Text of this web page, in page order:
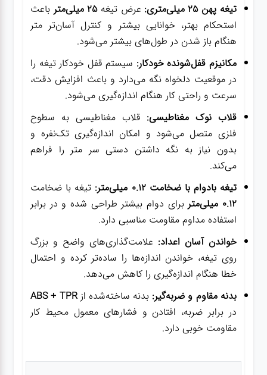
تیغه پهن 25 میلی‌متری:
عرض تیغه25 میلی‌متر
باعث
استحکام بهتر، خوانایی بیشتر و کنترل آسان‌تر متر
هنگام باز شدن در طول‌های بیشتر می‌شود.
مکانیزم قفل‌شونده خودکار: سیستم قفل خودکار تیغه را
در موقعیت دلخواه نگه می‌دارد و باعث افزایش دقت،
سرعت و راحتی کار هنگام اندازه‌گیری می‌شود.
قلاب نوک مغناطیسی: قلاب مغناطیسی به سطوح
فلزی متصل می‌شود و امکان اندازه‌گیری تک‌نفره و
بدون نیاز به نگه داشتن دستی سر متر را فراهم
می‌کند.
تیغه بادوام با ضخامت 0.12 میلی‌متر:
تیغه با ضخامت
0.12 میلی‌متر
برای دوام بیشتر طراحی شده و در برابر
استفاده مداوم مقاومت مناسبی دارد.
خواندن آسان اعداد: علامت‌گذاری‌های واضح و بزرگ
روی تیغه، خواندن اندازه‌ها را ساده‌تر کرده و احتمال
خطا هنگام اندازه‌گیری را کاهش می‌دهد.
بدنه مقاوم و ضربه‌گیر: بدنه ساخته‌شده ازABS + TPR
در برابر ضربه، افتادن و فشارهای معمول محیط کار
مقاومت خوبی دارد.